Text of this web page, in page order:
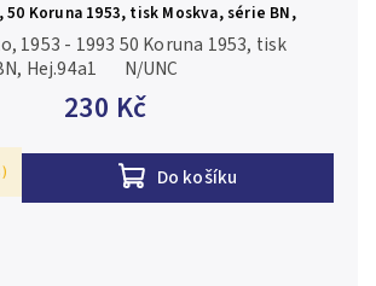
50 Koruna 1953, tisk Moskva, série BN,
230 Kč
Do košíku
1953 - 1993 50 Koruna 1953, tisk
Hej.94a1 N/UNC